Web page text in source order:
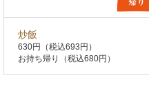
炒飯
630円
（税込693円）
お持ち帰り（税込680円）